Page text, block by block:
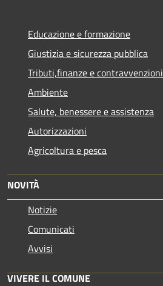
Educazione e formazione
Giustizia e sicurezza pubblica
Tributi,finanze e contravvenzioni
Ambiente
Salute, benessere e assistenza
Autorizzazioni
Agricoltura e pesca
NOVITÀ
Notizie
Comunicati
Avvisi
VIVERE IL COMUNE